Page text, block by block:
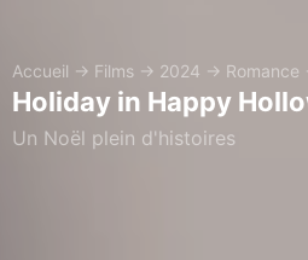
Accueil → Films → 2024 → Romance
Holiday in Happy
Un Noël plein d'histoires